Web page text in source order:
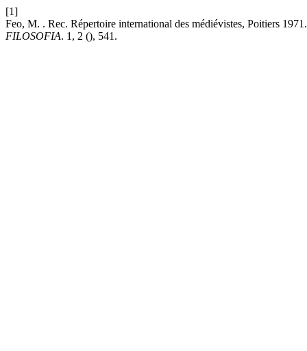
[1]
Feo, M. . Rec. Répertoire international des médiévistes, Poitiers
FILOSOFIA. 1, 2 (), 541.